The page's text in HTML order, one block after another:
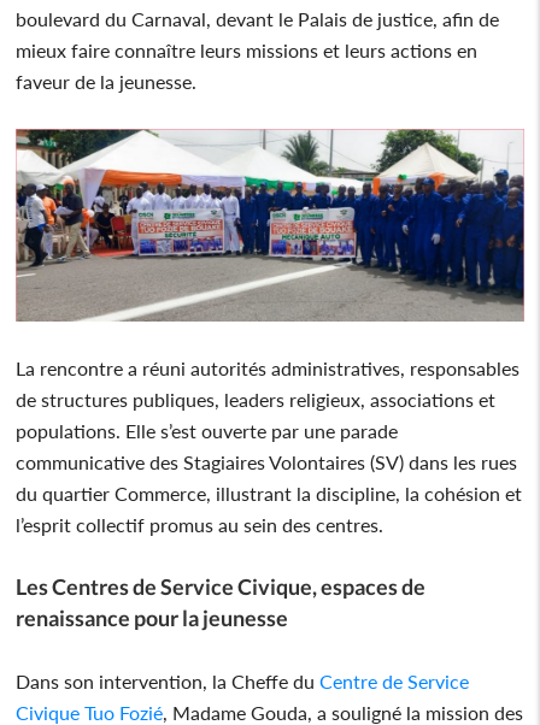
boulevard du Carnaval, devant le Palais de justice, afin de
mieux faire connaître leurs missions et leurs actions en
faveur de la jeunesse.
La rencontre a réuni autorités administratives, responsables
de structures publiques, leaders religieux, associations et
populations. Elle s’est ouverte par une parade
communicative des Stagiaires Volontaires (SV) dans les rues
du quartier Commerce, illustrant la discipline, la cohésion et
l’esprit collectif promus au sein des centres.
Les Centres de Service Civique, espaces de
renaissance pour la jeunesse
Dans son intervention, la Cheffe duCentre de Service
Civique Tuo Fozié, Madame Gouda, a souligné la mission des